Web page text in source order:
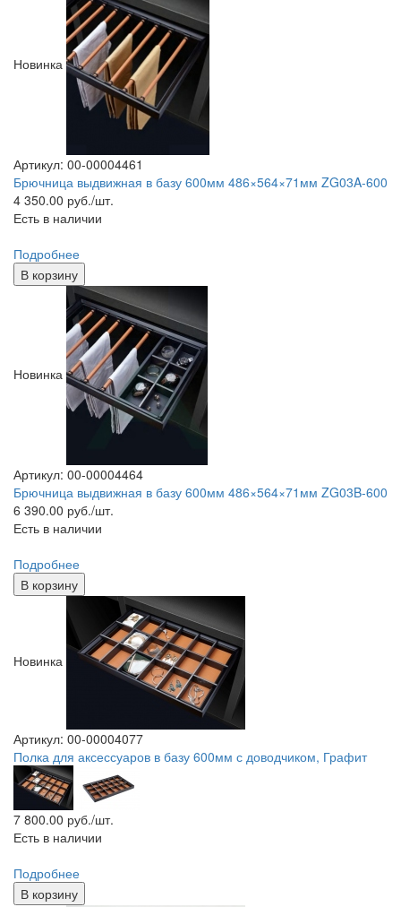
Новинка
Артикул: 00-00004461
Брючница выдвижная в базу 600мм 486×564×71мм ZG03A-600
4 350.00 руб./шт.
Есть в наличии
Подробнее
В корзину
Новинка
Артикул: 00-00004464
Брючница выдвижная в базу 600мм 486×564×71мм ZG03B-600
6 390.00 руб./шт.
Есть в наличии
Подробнее
В корзину
Новинка
Артикул: 00-00004077
Полка для аксессуаров в базу 600мм с доводчиком, Графит
7 800.00 руб./шт.
Есть в наличии
Подробнее
В корзину